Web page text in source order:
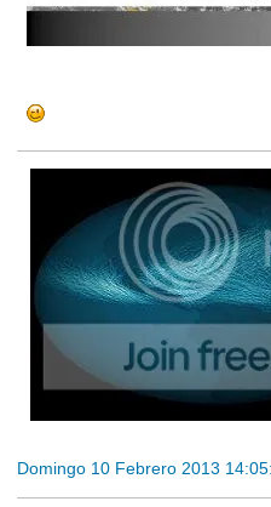
Domingo 10 Febrero 2013